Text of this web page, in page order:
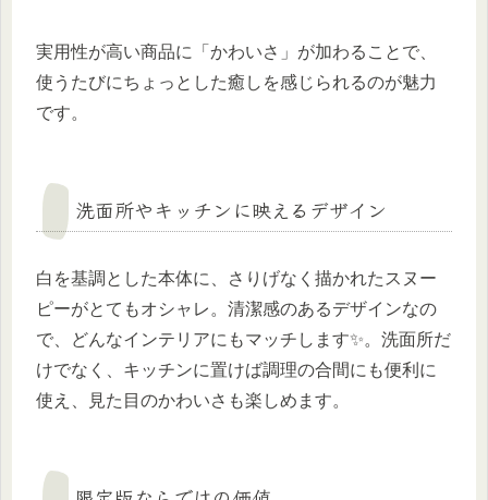
実用性が高い商品に「かわいさ」が加わることで、
使うたびにちょっとした癒しを感じられるのが魅力
です。
洗面所やキッチンに映えるデザイン
白を基調とした本体に、さりげなく描かれたスヌー
ピーがとてもオシャレ。清潔感のあるデザインなの
で、どんなインテリアにもマッチします✨。洗面所だ
けでなく、キッチンに置けば調理の合間にも便利に
使え、見た目のかわいさも楽しめます。